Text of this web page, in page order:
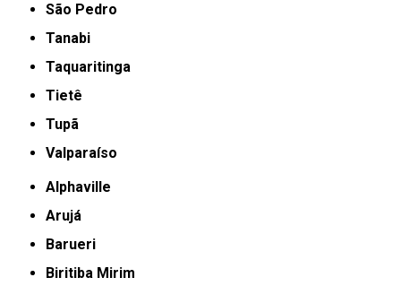
São Pedro
Tanabi
Taquaritinga
Tietê
Tupã
Valparaíso
Alphaville
Arujá
Barueri
Biritiba Mirim